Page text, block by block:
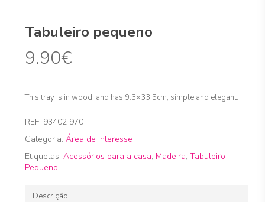
Tabuleiro pequeno
9.90€
This tray is in wood, and has 9.3×33.5cm, simple and elegant.
REF: 93402 970
Categoria: Área de Interesse
Etiquetas: Acessórios para a casa, Madeira, Tabuleiro
Pequeno
Descrição